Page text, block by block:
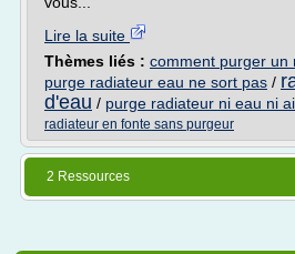
Lire la suite
Thèmes liés : comment purger un
purge radiateur eau ne sort pas /
d'eau / purge radiateur ni eau ni
radiateur en fonte sans purgeur
2 Ressources